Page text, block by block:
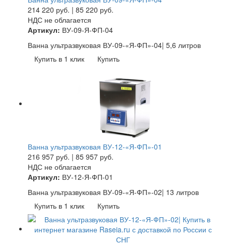
214 220 руб. | 85 220 руб.
НДС не облагается
Артикул: ВУ-09-Я-ФП-04
Ванна ультразвуковая ВУ-09-«Я-ФП»-04| 5,6 литров
Купить в 1 клик
Купить
Ванна ультразвуковая ВУ-12-«Я-ФП»-01
216 957 руб. | 85 957 руб.
НДС не облагается
Артикул: ВУ-12-Я-ФП-01
Ванна ультразвуковая ВУ-09-«Я-ФП»-02| 13 литров
Купить в 1 клик
Купить